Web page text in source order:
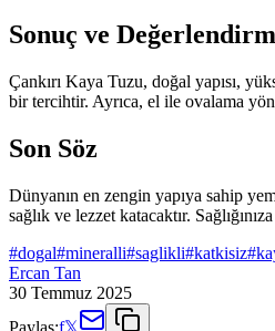
Sonuç ve
Çankırı Kaya Tuzu, doğal yapısı,
bir tercihtir. Ayrıca, el ile ovalama
Son Söz
Dünyanın en zengin yapıya sahip
sağlık ve lezzet katacaktır.
#dogal#mineralli#saglikli#katkisiz#
Ercan Tan
30 Temmuz 2025
Paylaş:f𝕏